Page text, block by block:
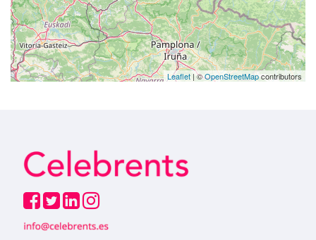
Leaflet | ©OpenStreetMapcontributors